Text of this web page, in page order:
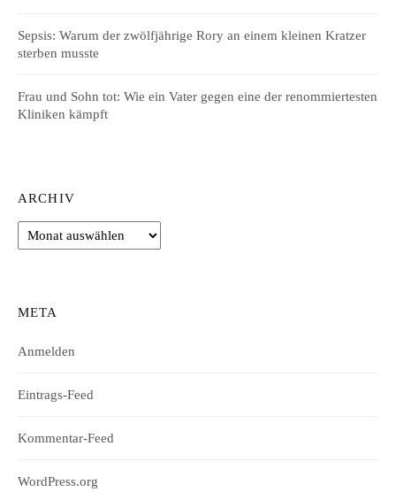
Sepsis: Warum der zwölfjährige Rory an einem kleinen Kratzer
sterben musste
Frau und Sohn tot: Wie ein Vater gegen eine der renommiertesten
Kliniken kämpft
ARCHIV
Archiv
META
Anmelden
Eintrags-Feed
Kommentar-Feed
WordPress.org